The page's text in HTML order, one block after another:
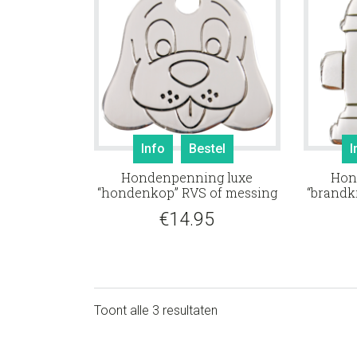
Info Bestel
Hondenpenning luxe
“hondenkop” RVS of messing
€14.95
Toont alle 3 resultaten